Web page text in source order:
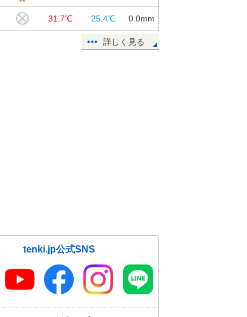
15日 お帰り時間の傘予報
31.7℃ 25.4℃ 0.0mm
詳しく見る
tenki.jp公式SNS